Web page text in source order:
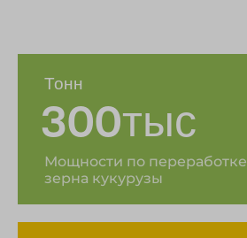
Тонн
300тыс
Мощности по переработке
зерна кукурузы